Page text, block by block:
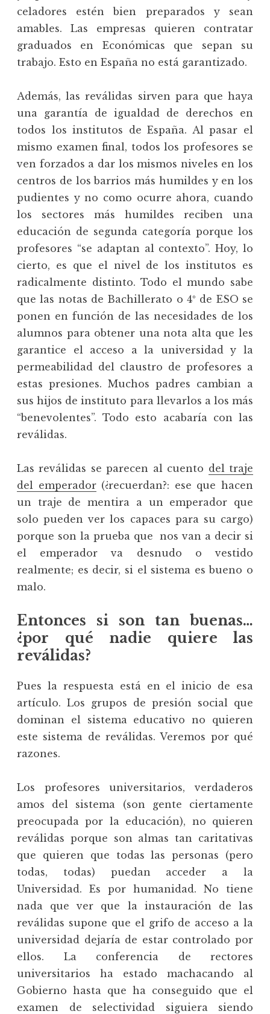
celadores estén bien preparados y sean
amables. Las empresas quieren contratar
graduados en Económicas que sepan su
trabajo. Esto en España no está garantizado.
Además, las reválidas sirven para que haya
una garantía de igualdad de derechos en
todos los institutos de España. Al pasar el
mismo examen final, todos los profesores se
ven forzados a dar los mismos niveles en los
centros de los barrios más humildes y en los
pudientes y no como ocurre ahora, cuando
los sectores más humildes reciben una
educación de segunda categoría porque los
profesores “se adaptan al contexto”. Hoy, lo
cierto, es que el nivel de los institutos es
radicalmente distinto. Todo el mundo sabe
que las notas de Bachillerato o 4º de ESO se
ponen en función de las necesidades de los
alumnos para obtener una nota alta que les
garantice el acceso a la universidad y la
permeabilidad del claustro de profesores a
estas presiones. Muchos padres cambian a
sus hijos de instituto para llevarlos a los más
“benevolentes”. Todo esto acabaría con las
reválidas.
Las reválidas se parecen al cuento del traje
del emperador(¿recuerdan?: ese que hacen
un traje de mentira a un emperador que
solo pueden ver los capaces para su cargo)
porque son la prueba que nos van a decir si
el emperador va desnudo o vestido
realmente; es decir, si el sistema es bueno o
malo.
Entonces si son tan buenas…
¿por qué nadie quiere las
reválidas?
Pues la respuesta está en el inicio de esa
artículo. Los grupos de presión social que
dominan el sistema educativo no quieren
este sistema de reválidas. Veremos por qué
razones.
Los profesores universitarios, verdaderos
amos del sistema (son gente ciertamente
preocupada por la educación), no quieren
reválidas porque son almas tan caritativas
que quieren que todas las personas (pero
todas, todas) puedan acceder a la
Universidad. Es por humanidad. No tiene
nada que ver que la instauración de las
reválidas supone que el grifo de acceso a la
universidad dejaría de estar controlado por
ellos. La conferencia de rectores
universitarios ha estado machacando al
Gobierno hasta que ha conseguido que el
examen de selectividad siguiera siendo